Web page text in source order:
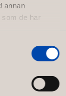
annan
som de har